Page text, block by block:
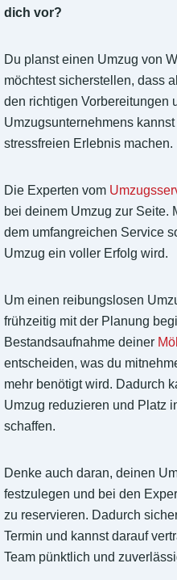
dich vor?
Du planst einen Umzug von
möchtest sicherstellen, dass
den richtigen Vorbereitungen
Umzugsunternehmens
stressfreien Erlebnis machen.
Die Experten vom
bei deinem Umzug zur Seite.
dem umfangreichen Service
Umzug ein voller Erfolg wird.
Um einen reibungslosen
frühzeitig mit der Planung
Bestandsaufnahme deiner
entscheiden, was du
mehr benötigt wird. Dadurch
Umzug reduzieren und Platz
schaffen.
Denke auch daran, deinen
festzulegen und bei den
zu reservieren. Dadurch
Termin und kannst darauf
Team pünktlich und